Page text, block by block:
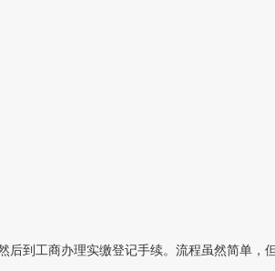
到工商办理实缴登记手续。流程虽然简单，